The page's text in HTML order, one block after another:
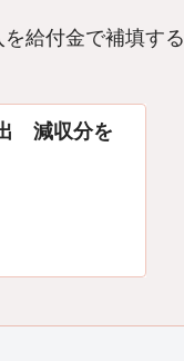
給付金で補填する
減収分を